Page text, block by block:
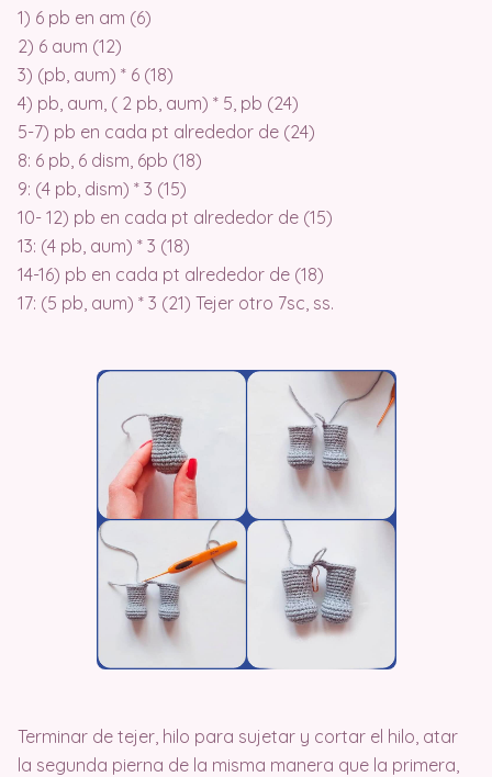
1) 6 pb en am (6)
2) 6 aum (12)
3) (pb, aum) * 6 (18)
4) pb, aum, ( 2 pb, aum) * 5, pb (24)
5-7) pb en cada pt alrededor de (24)
8: 6 pb, 6 dism, 6pb (18)
9: (4 pb, dism) * 3 (15)
10- 12) pb en cada pt alrededor de (15)
13: (4 pb, aum) * 3 (18)
14-16) pb en cada pt alrededor de (18)
17: (5 pb, aum) * 3 (21) Tejer otro 7sc, ss.
Terminar de tejer, hilo para sujetar y cortar el hilo, atar
la segunda pierna de la misma manera que la primera,